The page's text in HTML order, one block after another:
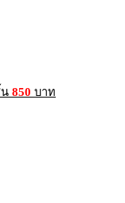
น 850 บาท